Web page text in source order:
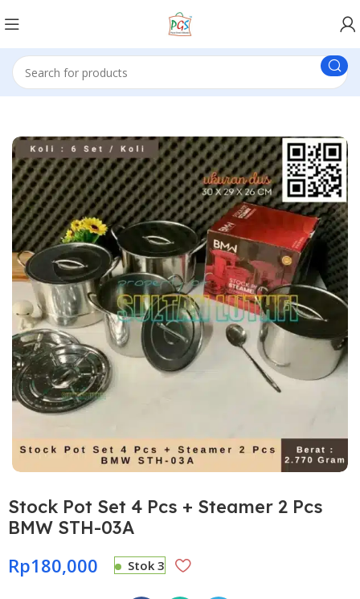
Stock Pot Set 4 Pcs + Steamer 2 Pcs
BMW STH-03A
Rp180,000 Stok 3